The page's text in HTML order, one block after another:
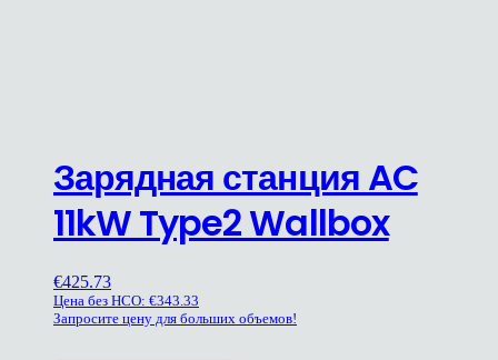
Зарядная станция AC
11kW Type2 Wallbox
€425.73
Цена без НСО: €343.33
Запросите цену для больших объемов!